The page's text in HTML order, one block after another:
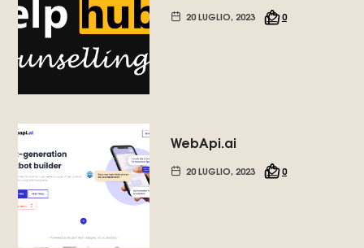
20 LUGLIO, 2023 0
WebApi.ai
20 LUGLIO, 2023 0